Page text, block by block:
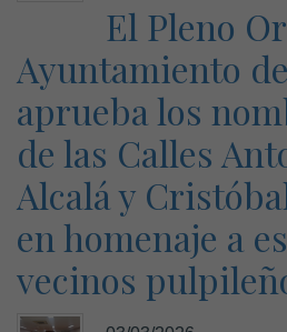
El Pleno
Ayuntamiento
aprueba los
de las Calles
Alcalá y
en homenaje a
vecinos